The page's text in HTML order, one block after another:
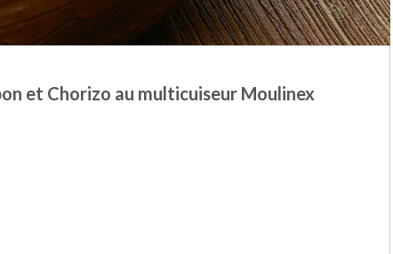
et Chorizo au multicuiseur Moulinex